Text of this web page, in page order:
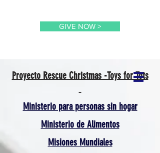
GIVE NOW >
Proyecto Rescue Christmas -Toys for Tots
Ministerio para personas sin hogar
Ministerio de Alimentos
Misiones Mundiales